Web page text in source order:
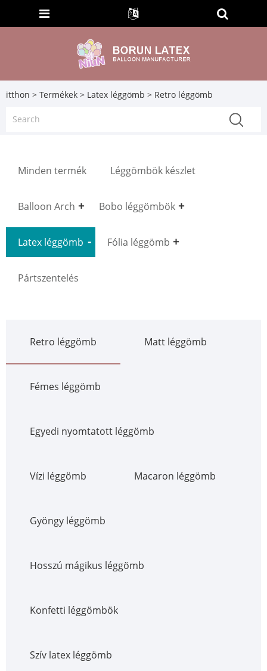
itthon > Termékek > Latex léggömb > Retro léggömb
Minden termék Léggömbök készlet
Balloon Arch Bobo léggömbök
Latex léggömb Fólia léggömb
Pártszentelés
Retro léggömb Matt léggömb
Fémes léggömb
Egyedi nyomtatott léggömb
Vízi léggömb Macaron léggömb
Gyöngy léggömb
Hosszú mágikus léggömb
Konfetti léggömbök
Szív latex léggömb